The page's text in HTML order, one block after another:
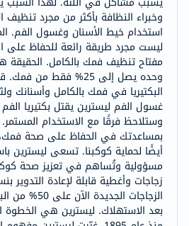
وخبراء النظافة بأكثر من مجرد تنظيف
استخدام خيط الأسنان وغسول الفم.
ليست مجرد طريقة رائعة للحفاظ
مفتاح تنظيف فمك بالكامل.
وحده يصل إلى 25% فقط
البكتيريا في فمك بالكامل وأسنانك
وستلاحظ فرقًا مع الاستخدام
بمساعدتك في الحفاظ على صحة
أيضًا لحماية كوكبنا. تسعى ليسترين
مسؤولية وتُساهم في تعزيز صحة
الزجاجات
بعد الاستهلاك. ليسترين هي الخطوة